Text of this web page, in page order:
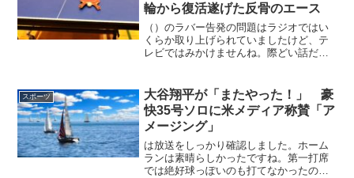
輪から復活遂げた反骨のエース
（）のラバー告発の問題はラジオではい
くらか取り上げられていましたけど、テ
レビではみかけませんね。際どい話だと
らしい。そうなるといろいろなところで
本当なのかなと思ってしま...
スポーツ
大谷翔平が「またやった！」 豪
快35号ソロに米メディア称賛「ア
メージング」
は放送をしっかり確認しました。ホーム
ランは素晴らしかったですね。第一打席
では絶好球っぽいのも打てなかったので